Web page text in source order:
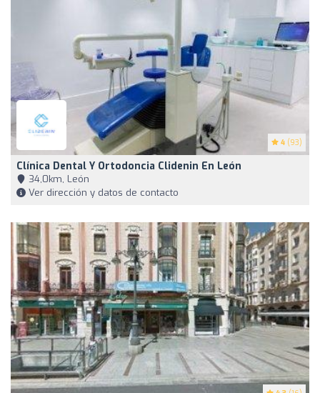
4 (93)
Clínica Dental Y Ortodoncia Clidenin En León
34,0km, León
Ver dirección y datos de contacto